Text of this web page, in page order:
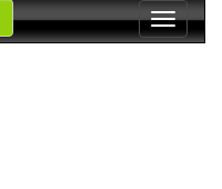
Toggle